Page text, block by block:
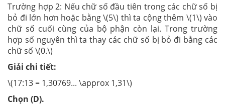
Trường hợp 2: Nếu chữ số đầu tiên trong các chữ số bị
bỏ đi lớn hơn hoặc bằng \(5\) thì ta cộng thêm \(1\) vào
chữ số cuối cùng của bộ phận còn lại. Trong trường
hợp số nguyên thì ta thay các chữ số bị bỏ đi bằng các
chữ số \(0.\)
Giải chi tiết:
\(17:13 = 1,30769... \approx 1,31\)
Chọn (D).